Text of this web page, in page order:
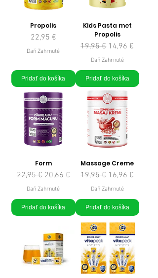
Propolis
Cena
22,95 €
Daň Zahrnuté
Pridať do košíka
Kids Pasta met
Propolis
Normálna cena
19,95 € Zľavnená cena
14,96 €
Daň Zahrnuté
Pridať do košíka
Form
Normálna cena
22,95 € Zľavnená cena
20,66 €
Daň Zahrnuté
Pridať do košíka
Massage Creme
Normálna cena
19,95 € Zľavnená cena
16,96 €
Daň Zahrnuté
Pridať do košíka